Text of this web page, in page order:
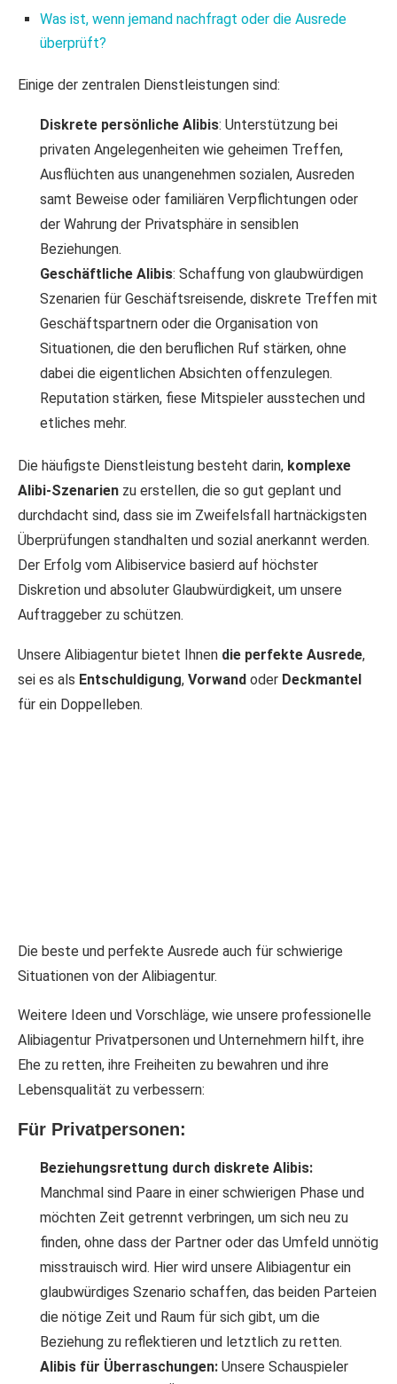
Was ist, wenn jemand nachfragt oder die Ausrede
überprüft?
Einige der zentralen Dienstleistungen sind:
Diskrete persönliche Alibis: Unterstützung bei
privaten Angelegenheiten wie geheimen Treffen,
Ausflüchten aus unangenehmen sozialen, Ausreden
samt Beweise oder familiären Verpflichtungen oder
der Wahrung der Privatsphäre in sensiblen
Beziehungen.
Geschäftliche Alibis: Schaffung von glaubwürdigen
Szenarien für Geschäftsreisende, diskrete Treffen mit
Geschäftspartnern oder die Organisation von
Situationen, die den beruflichen Ruf stärken, ohne
dabei die eigentlichen Absichten offenzulegen.
Reputation stärken, fiese Mitspieler ausstechen und
etliches mehr.
Die häufigste Dienstleistung besteht darin, komplexe
Alibi-Szenarien zu erstellen, die so gut geplant und
durchdacht sind, dass sie im Zweifelsfall hartnäckigsten
Überprüfungen standhalten und sozial anerkannt werden.
Der Erfolg vom Alibiservice basierd auf höchster
Diskretion und absoluter Glaubwürdigkeit, um unsere
Auftraggeber zu schützen.
Unsere Alibiagentur bietet Ihnen die perfekte Ausrede,
sei es als Entschuldigung, Vorwand oder Deckmantel
für ein Doppelleben.
Die beste und perfekte Ausrede auch für schwierige
Situationen von der Alibiagentur.
Weitere Ideen und Vorschläge, wie unsere professionelle
Alibiagentur Privatpersonen und Unternehmern hilft, ihre
Ehe zu retten, ihre Freiheiten zu bewahren und ihre
Lebensqualität zu verbessern:
Für Privatpersonen:
Beziehungsrettung durch diskrete Alibis:
Manchmal sind Paare in einer schwierigen Phase und
möchten Zeit getrennt verbringen, um sich neu zu
finden, ohne dass der Partner oder das Umfeld unnötig
misstrauisch wird. Hier wird unsere Alibiagentur ein
glaubwürdiges Szenario schaffen, das beiden Parteien
die nötige Zeit und Raum für sich gibt, um die
Beziehung zu reflektieren und letztlich zu retten.
Alibis für Überraschungen: Unsere Schauspieler